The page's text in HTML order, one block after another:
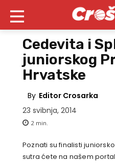
Cedevita i
juniorskog
Hrvatske
By Editor Crosarka
23 svibnja, 2014
2 min.
Poznati su finalisti
sutra ćete na našem